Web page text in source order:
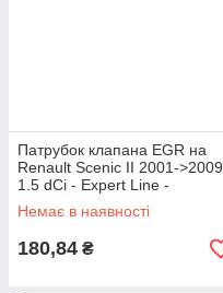
Патрубок клапана EGR на
Renault Scenic II 2001->2009
1.5 dCi - Expert Line -
RS33293
Немає в наявності
180,84 ₴